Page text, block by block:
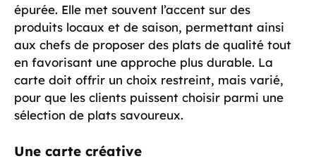
épurée. Elle met souvent l’accent sur des
produits locaux et de saison, permettant ainsi
aux chefs de proposer des plats de qualité tout
en favorisant une approche plus durable. La
carte doit offrir un choix restreint, mais varié,
pour que les clients puissent choisir parmi une
sélection de plats savoureux.
Une carte créative